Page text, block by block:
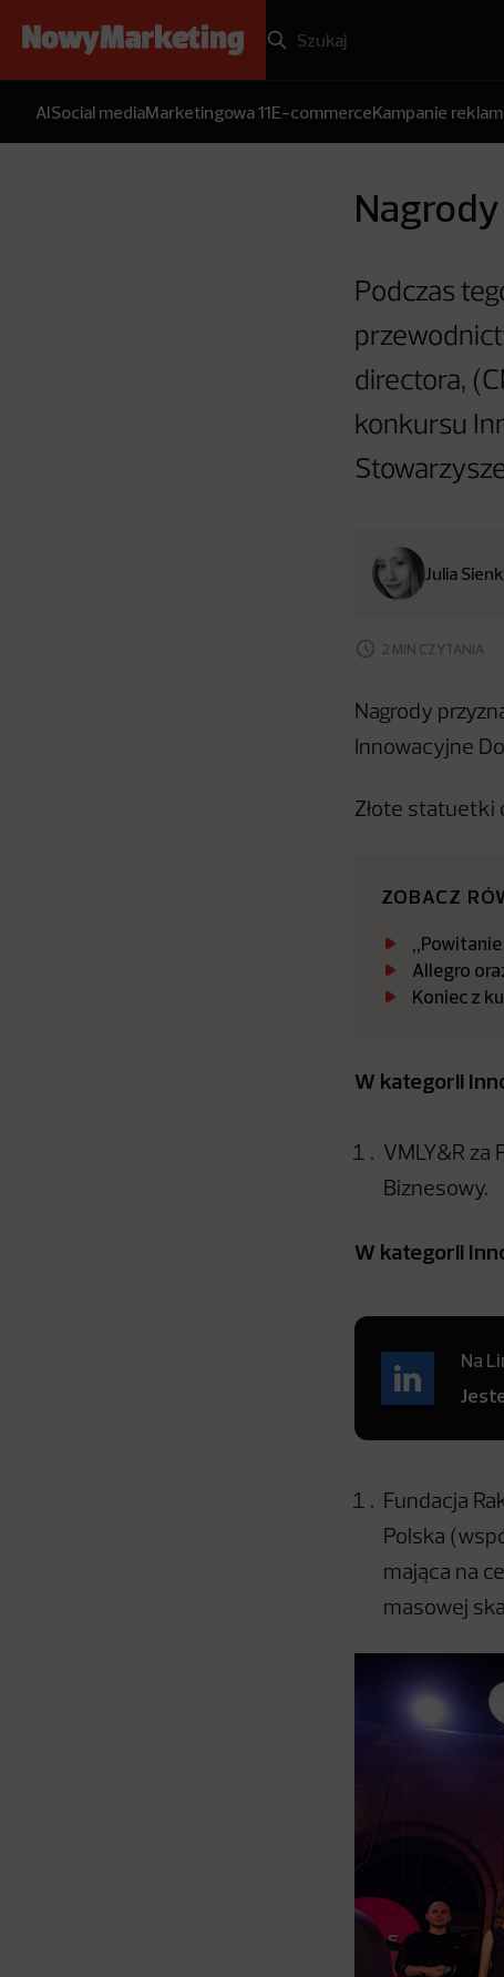
AISocial mediaMarketingowa 11E-commerceKampanie
Podczas
directora,
konkursu
Julia
2 MIN CZYTANIA
Nagrody
Innowacyjne
Złote statuetki
ZOBACZ
Allegro
Koniec z
W kategorii
VMLY&R za
Biznesowy.
W kategorii
Na
Fundacja
Polska
mająca na
masowej